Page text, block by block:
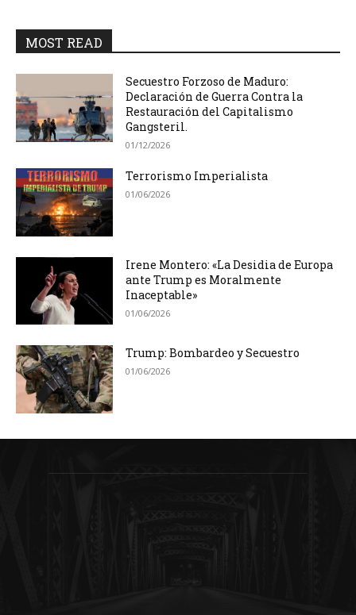
MOST READ
Secuestro Forzoso de Maduro:
Declaración de Guerra Contra la
Restauración del Capitalismo
Gangsteril.
01/12/2026
Terrorismo Imperialista
01/06/2026
Irene Montero: «La Desidia de Europa
ante Trump es Moralmente
Inaceptable»
01/06/2026
Trump: Bombardeo y Secuestro
01/06/2026